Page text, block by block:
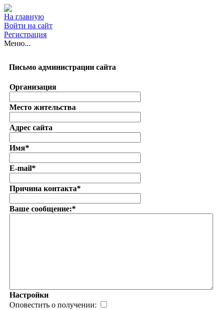
На главную
Войти на сайт
Регистрация
Меню...
Письмо администрации сайта
Организация
Место жительства
Адрес сайта
Имя*
E-mail*
Причина контакта*
Ваше сообщение:*
Настройки
Оповестить о получении: